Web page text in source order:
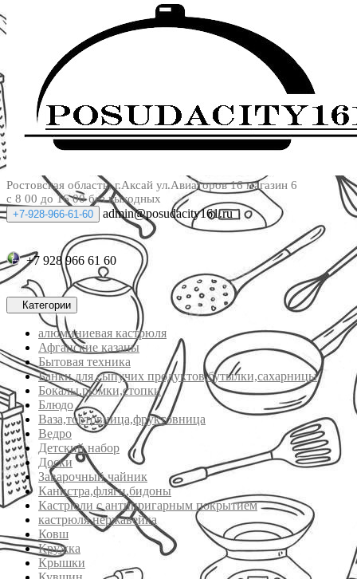
Ростовская область, г.Аксай ул.Авиаторов 16 магазин 6
с 8 00 до 16 00 без выходных
+7-928-966-61-60 admin@posudacity161.ru
+7 928 966 61 60
Категории
алюминиевая кастрюля
Афганские казаны
Бытовая техника
Банки для сыпучих продуктов,бутылки,сахарницы
Бокалы,рюмки,стопки
Блюдо
Ваза,тортовница,фруктовница
Ведро
Детский набор
Доски
Заварочный чайник
Канистра,фляги,бидоны
Кастрюли с антипригарным покрытием
кастрюля нержавейка
Ковш
Кружка
Крышки